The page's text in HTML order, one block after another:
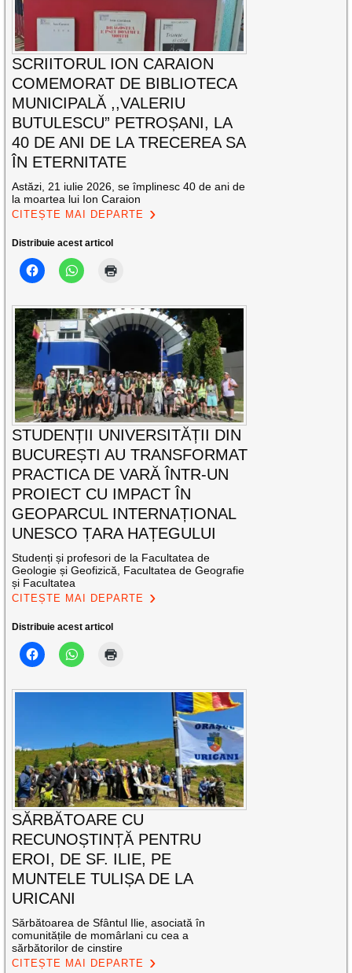
SCRIITORUL ION CARAION
COMEMORAT DE BIBLIOTECA
MUNICIPALĂ ,,VALERIU
BUTULESCU” PETROȘANI, LA
40 DE ANI DE LA TRECEREA SA
ÎN ETERNITATE
Astăzi, 21 iulie 2026, se împlinesc 40 de ani de
la moartea lui Ion Caraion
CITEȘTE MAI DEPARTE
Distribuie acest articol
STUDENȚII UNIVERSITĂȚII DIN
BUCUREȘTI AU TRANSFORMAT
PRACTICA DE VARĂ ÎNTR-UN
PROIECT CU IMPACT ÎN
GEOPARCUL INTERNAȚIONAL
UNESCO ȚARA HAȚEGULUI
Studenți și profesori de la Facultatea de
Geologie și Geofizică, Facultatea de Geografie
și Facultatea
CITEȘTE MAI DEPARTE
Distribuie acest articol
SĂRBĂTOARE CU
RECUNOȘTINȚĂ PENTRU
EROI, DE SF. ILIE, PE
MUNTELE TULIȘA DE LA
URICANI
Sărbătoarea de Sfântul Ilie, asociată în
comunitățile de momârlani cu cea a
sărbătorilor de cinstire
CITEȘTE MAI DEPARTE